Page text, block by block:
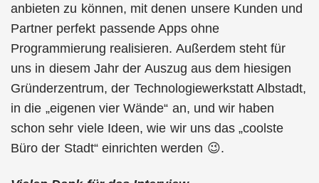
anbieten zu können, mit denen unsere Kunden und
Partner perfekt passende Apps ohne
Programmierung realisieren. Außerdem steht für
uns in diesem Jahr der Auszug aus dem hiesigen
Gründerzentrum, der Technologiewerkstatt Albstadt,
in die „eigenen vier Wände“ an, und wir haben
schon sehr viele Ideen, wie wir uns das „coolste
Büro der Stadt“ einrichten werden 😉.